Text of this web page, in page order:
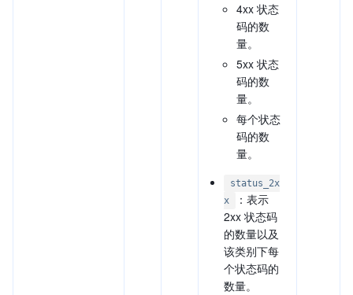
4xx 状态
码的数
量。
5xx 状态
码的数
量。
每个状态
码的数
量。
status_2x
x
：表示
2xx 状态码
的数量以及
该类别下每
个状态码的
数量。